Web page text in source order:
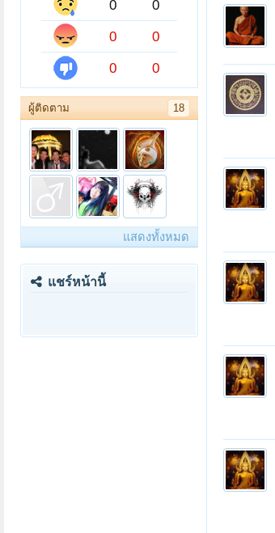
0
0
0
0
0
0
ผู้ติดตาม 18
แสดงทั้งหมด
แชร์หน้านี้